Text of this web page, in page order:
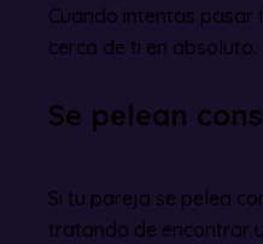
Cuando intentas pasar
cerca de ti en absoluto.
Se pelean
Si tu pareja se pelea
tratando de encontrar